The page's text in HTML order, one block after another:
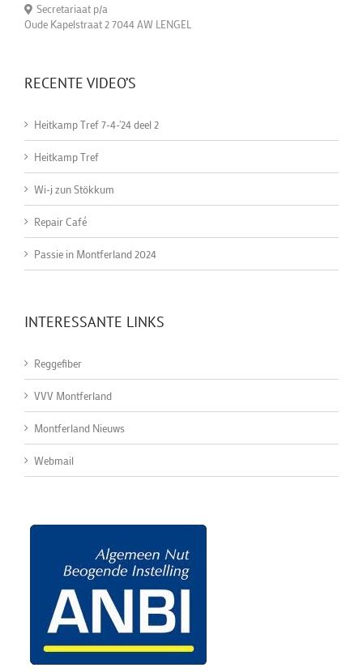
Secretariaat p/a
Oude Kapelstraat 2 7044 AW LENGEL
RECENTE VIDEO’S
Heitkamp Tref 7-4-'24 deel 2
Heitkamp Tref
Wi-j zun Stökkum
Repair Café
Passie in Montferland 2024
INTERESSANTE LINKS
Reggefiber
VVV Montferland
Montferland Nieuws
Webmail